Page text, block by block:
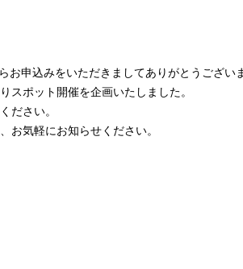
申込みをいただきましてありがとうございま
ポット開催を企画いたしました。
ださい。
気軽にお知らせください。